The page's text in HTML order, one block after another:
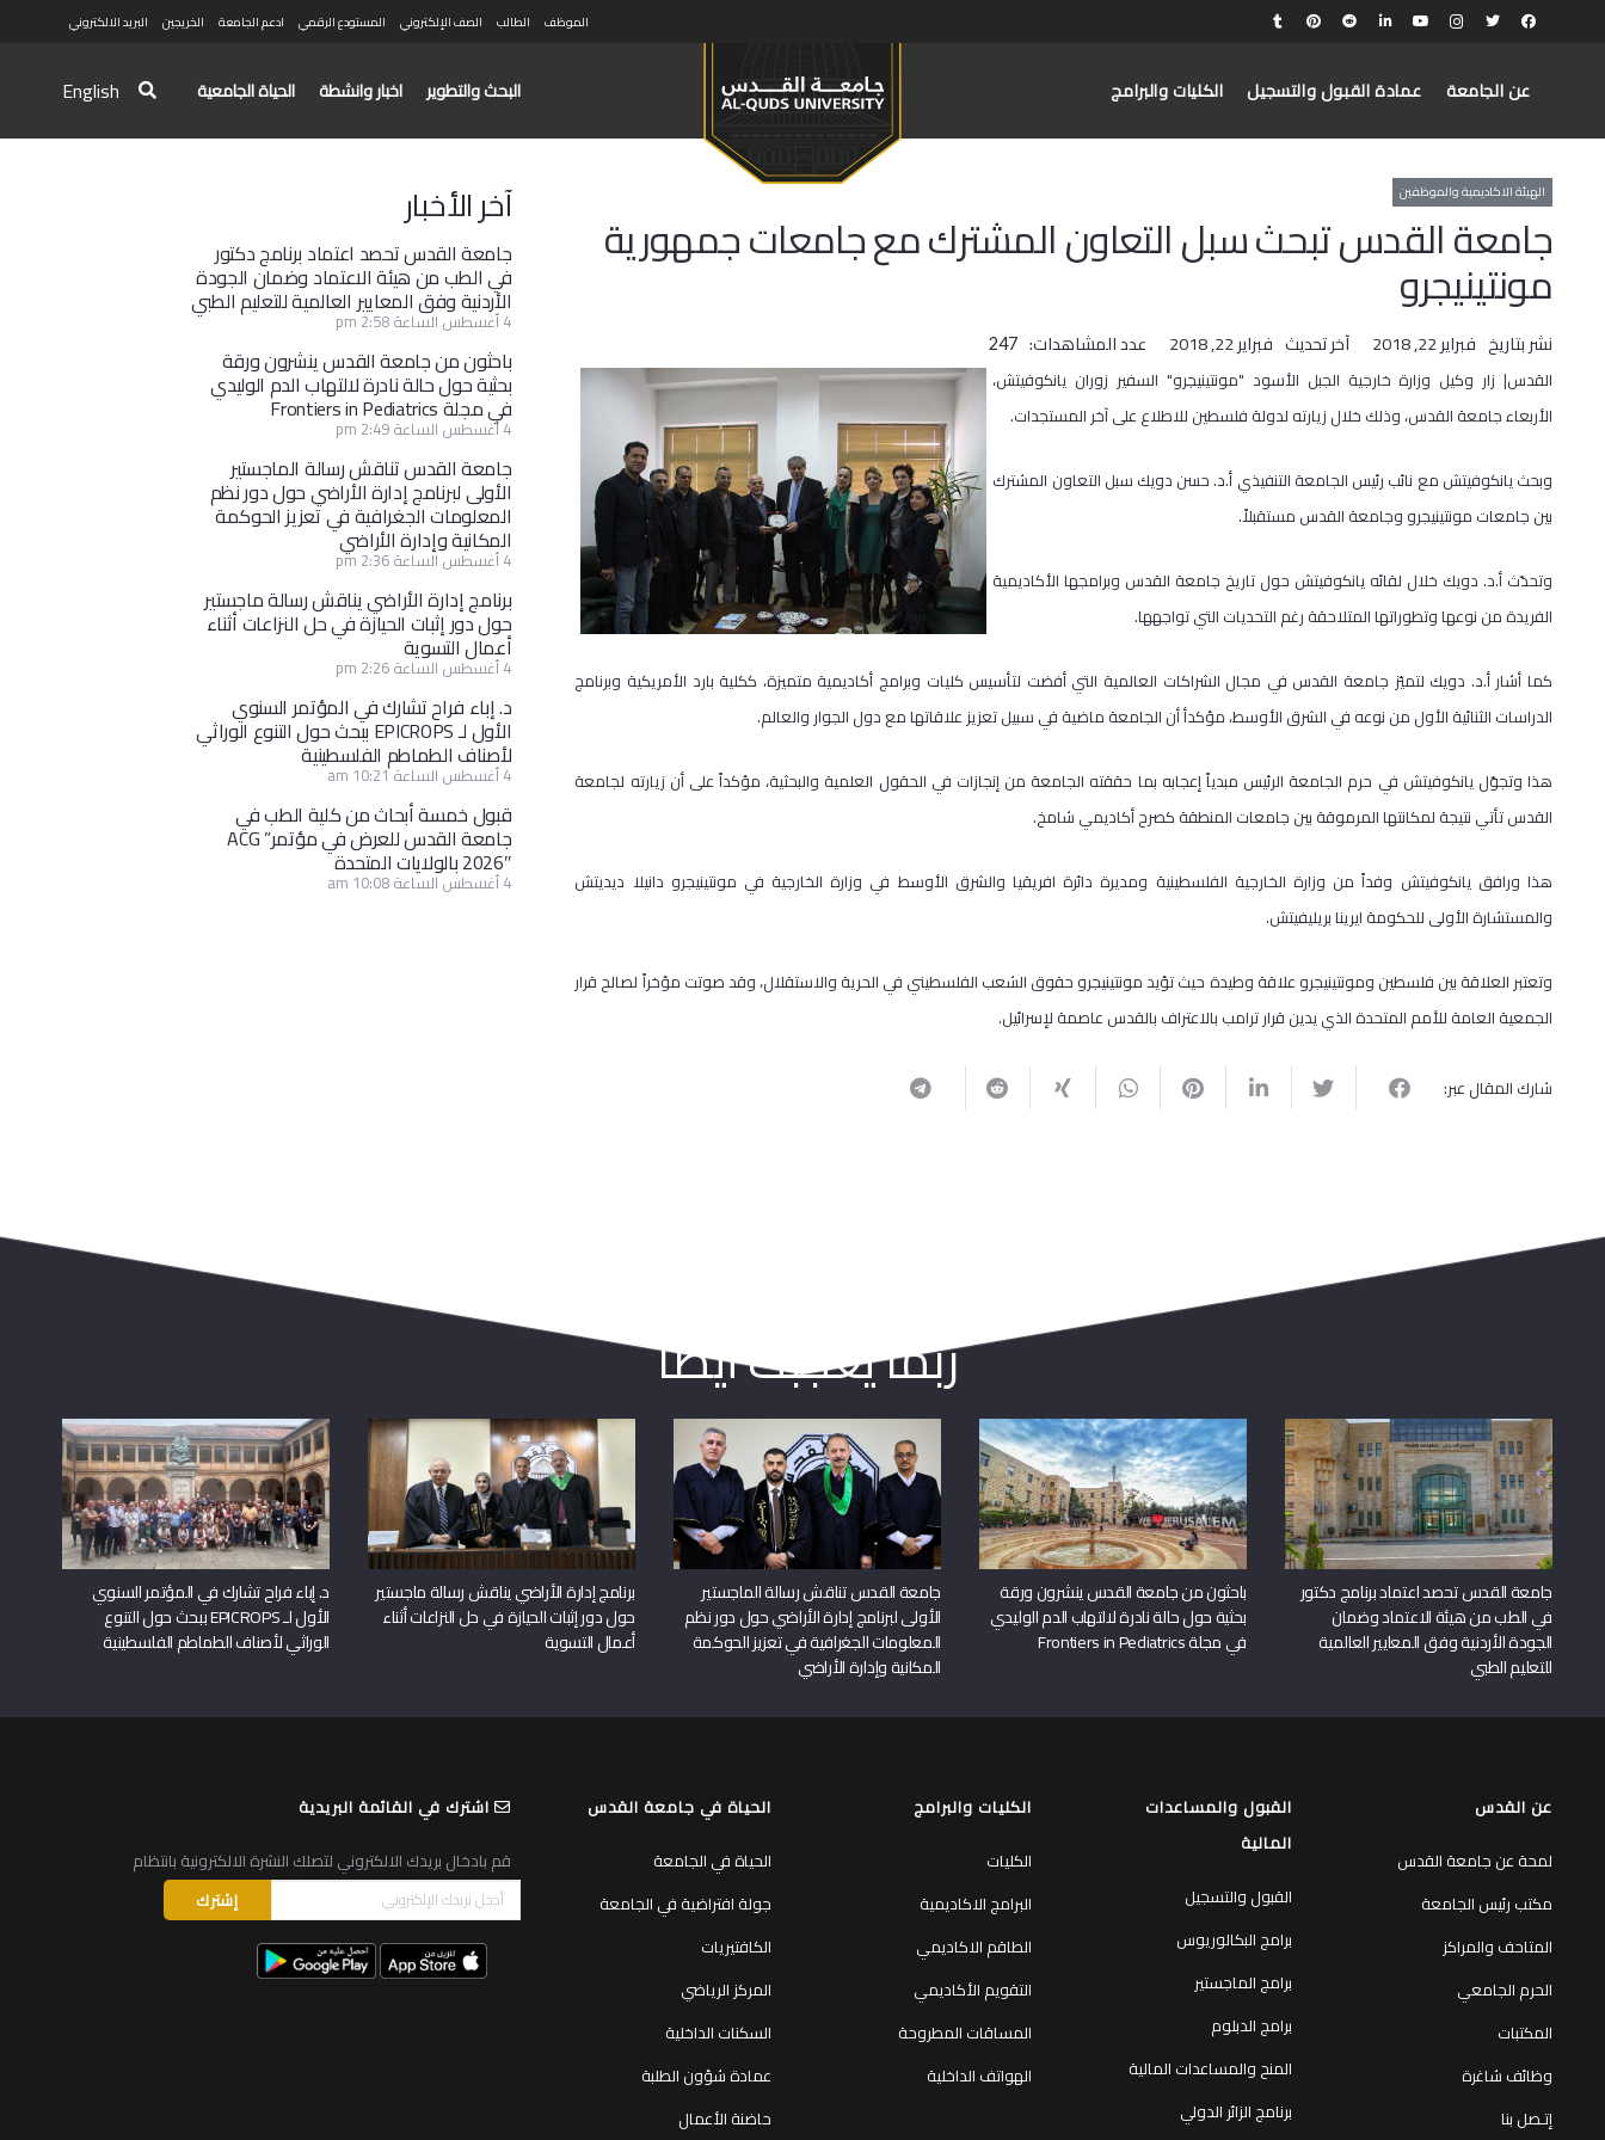
الموظف الطالب الصف الإلكتروني المستودع الرقمي ادعم الجامعة الخريجين البريد الالكتروني
عن الجامعة عمادة القبول والتسجيل الكليات والبرامج البحث والتطوير اخبار وانشطة الحياة الجامعية English
الهيئة الاكاديمية والموظفين
جامعة القدس تبحث سبل التعاون المشترك مع جامعات جمهورية
مونتينيجرو
نشر بتاريخ فبراير 22, 2018 آخر تحديث فبراير 22, 2018 عدد المشاهدات: 247
القدس| زار وكيل وزارة خارجية الجبل الأسود "مونتينيجرو" السفير زوران يانكوفيتش،
الأربعاء جامعة القدس، وذلك خلال زيارته لدولة فلسطين للاطلاع على آخر المستجدات.
وبحث يانكوفيتش مع نائب رئيس الجامعة التنفيذي أ.د. حسن دويك سبل التعاون المشترك
بين جامعات مونتينيجرو وجامعة القدس مستقبلاً.
وتحدّث أ.د. دويك خلال لقائه يانكوفيتش حول تاريخ جامعة القدس وبرامجها الأكاديمية
الفريدة من نوعها وتطوراتها المتلاحقة رغم التحديات التي تواجهها.
كما أشار أ.د. دويك لتميّز جامعة القدس في مجال الشراكات العالمية التي أفضت لتأسيس كليات وبرامج أكاديمية متميزة، ككلية بارد الأمريكية وبرنامج
الدراسات الثنائية الأول من نوعه في الشرق الأوسط، مؤكدأ أن الجامعة ماضية في سبيل تعزيز علاقاتها مع دول الجوار والعالم.
هذا وتجوّل يانكوفيتش في حرم الجامعة الرئيس مبدياً إعجابه بما حققته الجامعة من إنجازات في الحقول العلمية والبحثية، مؤكداً على أن زيارته لجامعة
القدس تأتي نتيجة لمكانتها المرموقة بين جامعات المنطقة كصرح أكاديمي شامخ.
هذا ورافق يانكوفيتش وفداً من وزارة الخارجية الفلسطينية ومديرة دائرة افريقيا والشرق الأوسط في وزارة الخارجية في مونتينيجرو دانيلا ديديتش
والمستشارة الأولى للحكومة ايرينا بريليفيتش.
وتعتبر العلاقة بين فلسطين ومونتينيجرو علاقة وطيدة حيث تؤيد مونتينيجرو حقوق الشعب الفلسطيني في الحرية والاستقلال، وقد صوتت مؤخراً لصالح قرار
الجمعية العامة للأمم المتحدة الذي يدين قرار ترامب بالاعتراف بالقدس عاصمة لإسرائيل.
شارك المقال عبر:
آخر الأخبار
جامعة القدس تحصد اعتماد برنامج دكتور
في الطب من هيئة الاعتماد وضمان الجودة
الأردنية وفق المعايير العالمية للتعليم الطبي
4 أغسطس الساعة 2:58 pm
باحثون من جامعة القدس ينشرون ورقة
بحثية حول حالة نادرة لالتهاب الدم الوليدي
في مجلة Frontiers in Pediatrics
4 أغسطس الساعة 2:49 pm
جامعة القدس تناقش رسالة الماجستير
الأولى لبرنامج إدارة الأراضي حول دور نظم
المعلومات الجغرافية في تعزيز الحوكمة
المكانية وإدارة الأراضي
4 أغسطس الساعة 2:36 pm
برنامج إدارة الأراضي يناقش رسالة ماجستير
حول دور إثبات الحيازة في حل النزاعات أثناء
أعمال التسوية
4 أغسطس الساعة 2:26 pm
د. إباء فراح تشارك في المؤتمر السنوي
الأول لـ EPICROPS ببحث حول التنوع الوراثي
لأصناف الطماطم الفلسطينية
4 أغسطس الساعة 10:21 am
قبول خمسة أبحاث من كلية الطب في
جامعة القدس للعرض في مؤتمر” ACG
2026″ بالولايات المتحدة
4 أغسطس الساعة 10:08 am
ربما يعجبك أيضا
جامعة القدس تحصد اعتماد برنامج دكتور
في الطب من هيئة الاعتماد وضمان
الجودة الأردنية وفق المعايير العالمية
للتعليم الطبي
باحثون من جامعة القدس ينشرون ورقة
بحثية حول حالة نادرة لالتهاب الدم الوليدي
في مجلة Frontiers in Pediatrics
جامعة القدس تناقش رسالة الماجستير
الأولى لبرنامج إدارة الأراضي حول دور نظم
المعلومات الجغرافية في تعزيز الحوكمة
المكانية وإدارة الأراضي
برنامج إدارة الأراضي يناقش رسالة ماجستير
حول دور إثبات الحيازة في حل النزاعات أثناء
أعمال التسوية
د. إباء فراح تشارك في المؤتمر السنوي
الأول لـ EPICROPS ببحث حول التنوع
الوراثي لأصناف الطماطم الفلسطينية
عن القدس
لمحة عن جامعة القدس
مكتب رئيس الجامعة
المتاحف والمراكز
الحرم الجامعي
المكتبات
وظائف شاغرة
إتـصل بنا
القبول والمساعدات
المالية
القبول والتسجيل
برامج البكالوريوس
برامج الماجستير
برامج الدبلوم
المنح والمساعدات المالية
برنامج الزائر الدولي
الكليات والبرامج
الكليات
البرامج الاكاديمية
الطاقم الاكاديمي
التقويم الأكاديمي
المساقات المطروحة
الهواتف الداخلية
الحياة في جامعة القدس
الحياة في الجامعة
جولة افتراضية في الجامعة
الكافتيريات
المركز الرياضي
السكنات الداخلية
عمادة شؤون الطلبة
حاضنة الأعمال
اشترك في القائمة البريدية
قم بادخال بريدك الالكتروني لتصلك النشرة الالكترونية بانتظام